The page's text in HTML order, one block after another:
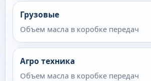
Грузовые
Объем масла в коробке передач
Агро техника
Объем масла в коробке передач